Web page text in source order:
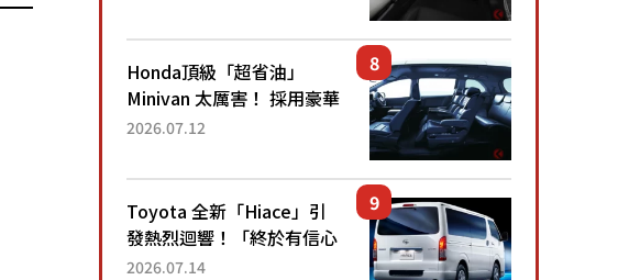
運動化「底盤設定」！還配
備專屬豪華...
Honda頂級「超省油」
Minivan 太厲害！ 採用豪華
「真皮座椅」與專屬「黑色
公里，兼具優異節能表現與
舒適「三...
2026.07.12
Toyota 全新「Hiace」引
發熱烈迴響！「終於有信心
下訂了！」「哪個等級交車
2026.07.14